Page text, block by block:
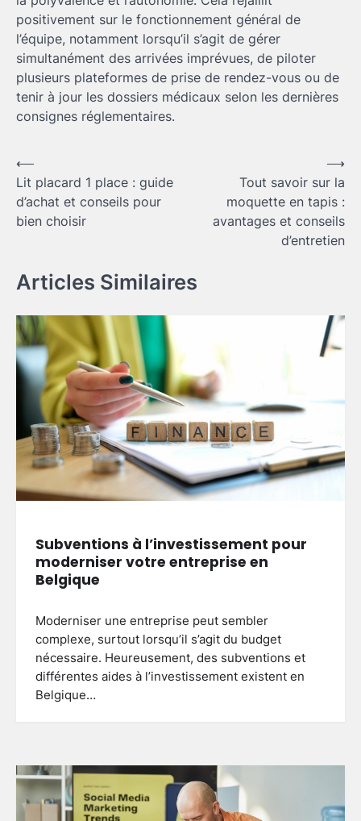
positivement sur le fonctionnement général de
l’équipe, notamment lorsqu’il s’agit de gérer
simultanément des arrivées imprévues, de piloter
plusieurs plateformes de prise de rendez-vous ou de
tenir à jour les dossiers médicaux selon les dernières
consignes réglementaires.
Navigation
de
l’article
⟵
Lit placard 1 place : guide
d’achat et conseils pour
bien choisir
Tout savoir sur la
moquette en tapis :
avantages et conseils
d’entretien
⟶
Articles Similaires
Subventions à l’investissement pour
moderniser votre entreprise en
Belgique
Moderniser une entreprise peut sembler
complexe, surtout lorsqu’il s’agit du budget
nécessaire. Heureusement, des subventions et
différentes aides à l’investissement existent en
Belgique…